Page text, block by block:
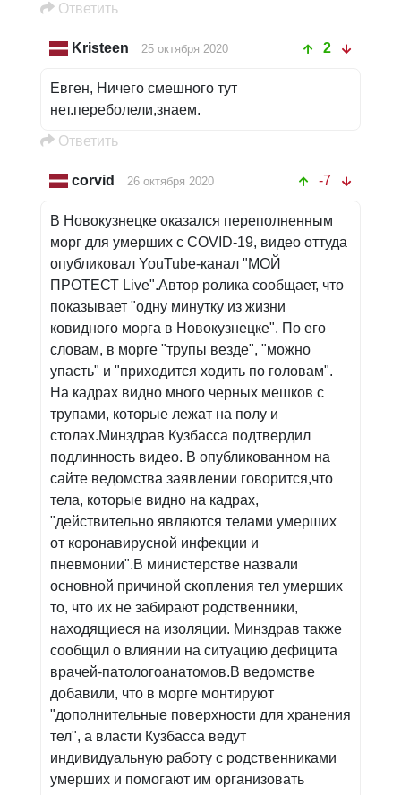
Oтветить
Kristeen 25 октября 2020 2
Евген, Ничего смешного тут
нет.переболели,знаем.
Oтветить
corvid 26 октября 2020 -7
В Новокузнецке оказался переполненным
морг для умерших с COVID-19, видео оттуда
опубликовал YouTube-канал "МОЙ
ПРОТЕСТ Live".Автор ролика сообщает, что
показывает "одну минутку из жизни
ковидного морга в Новокузнецке". По его
словам, в морге "трупы везде", "можно
упасть" и "приходится ходить по головам".
На кадрах видно много черных мешков с
трупами, которые лежат на полу и
столах.Минздрав Кузбасса подтвердил
подлинность видео. В опубликованном на
сайте ведомства заявлении говорится,что
тела, которые видно на кадрах,
"действительно являются телами умерших
от коронавирусной инфекции и
пневмонии".В министерстве назвали
основной причиной скопления тел умерших
то, что их не забирают родственники,
находящиеся на изоляции. Минздрав также
сообщил о влиянии на ситуацию дефицита
врачей-патологоанатомов.В ведомстве
добавили, что в морге монтируют
"дополнительные поверхности для хранения
тел", а власти Кузбасса ведут
индивидуальную работу с родственниками
умерших и помогают им организовать